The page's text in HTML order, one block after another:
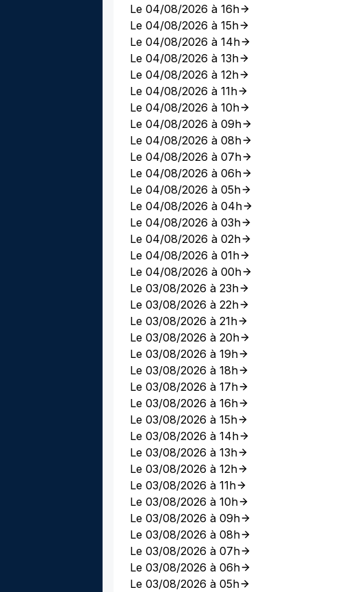
Le 04/08/2026 à 16h
Le 04/08/2026 à 15h
Le 04/08/2026 à 14h
Le 04/08/2026 à 13h
Le 04/08/2026 à 12h
Le 04/08/2026 à 11h
Le 04/08/2026 à 10h
Le 04/08/2026 à 09h
Le 04/08/2026 à 08h
Le 04/08/2026 à 07h
Le 04/08/2026 à 06h
Le 04/08/2026 à 05h
Le 04/08/2026 à 04h
Le 04/08/2026 à 03h
Le 04/08/2026 à 02h
Le 04/08/2026 à 01h
Le 04/08/2026 à 00h
Le 03/08/2026 à 23h
Le 03/08/2026 à 22h
Le 03/08/2026 à 21h
Le 03/08/2026 à 20h
Le 03/08/2026 à 19h
Le 03/08/2026 à 18h
Le 03/08/2026 à 17h
Le 03/08/2026 à 16h
Le 03/08/2026 à 15h
Le 03/08/2026 à 14h
Le 03/08/2026 à 13h
Le 03/08/2026 à 12h
Le 03/08/2026 à 11h
Le 03/08/2026 à 10h
Le 03/08/2026 à 09h
Le 03/08/2026 à 08h
Le 03/08/2026 à 07h
Le 03/08/2026 à 06h
Le 03/08/2026 à 05h